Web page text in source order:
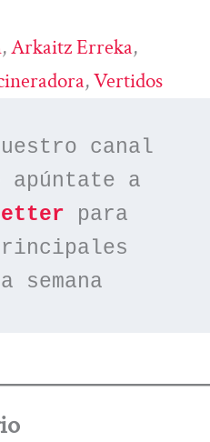
, Arkaitz Erreka
, Vertidos
canal
apúntate a
para